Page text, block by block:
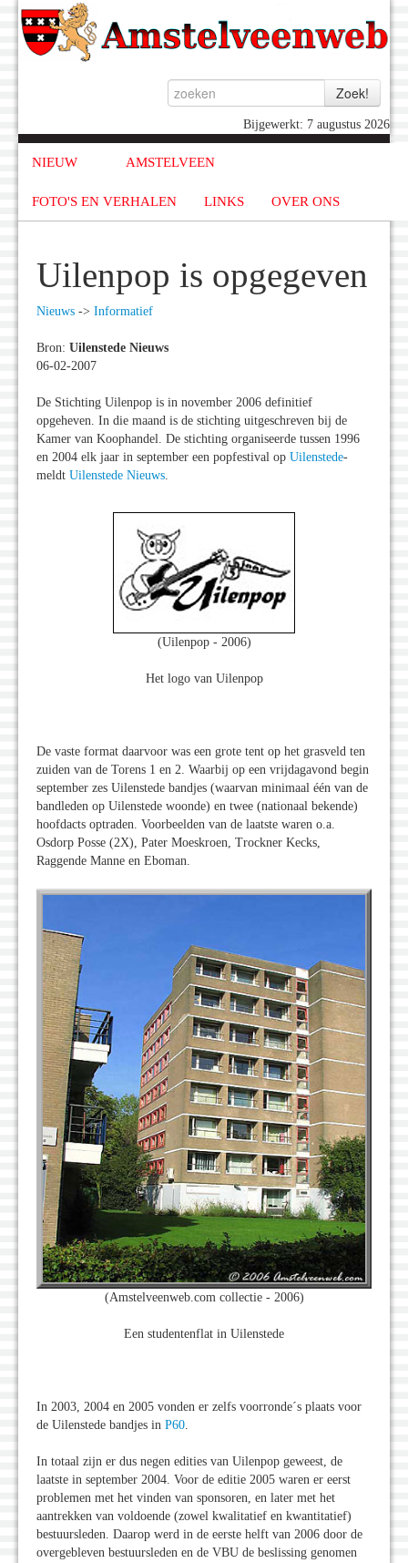
Bijgewerkt: 7 augustus 2026
NIEUW AMSTELVEEN
FOTO'S EN VERHALEN LINKS OVER ONS
Uilenpop is opgegeven
Nieuws -> Informatief
Bron: Uilenstede Nieuws
06-02-2007
De Stichting Uilenpop is in november 2006 definitief
opgeheven. In die maand is de stichting uitgeschreven bij de
Kamer van Koophandel. De stichting organiseerde tussen 1996
en 2004 elk jaar in september een popfestival op Uilenstede-
meldt Uilenstede Nieuws.
(Uilenpop - 2006)
Het logo van Uilenpop
De vaste format daarvoor was een grote tent op het grasveld ten
zuiden van de Torens 1 en 2. Waarbij op een vrijdagavond begin
september zes Uilenstede bandjes (waarvan minimaal één van de
bandleden op Uilenstede woonde) en twee (nationaal bekende)
hoofdacts optraden. Voorbeelden van de laatste waren o.a.
Osdorp Posse (2X), Pater Moeskroen, Trockner Kecks,
Raggende Manne en Eboman.
(Amstelveenweb.com collectie - 2006)
Een studentenflat in Uilenstede
In 2003, 2004 en 2005 vonden er zelfs voorronde´s plaats voor
de Uilenstede bandjes in P60.
In totaal zijn er dus negen edities van Uilenpop geweest, de
laatste in september 2004. Voor de editie 2005 waren er eerst
problemen met het vinden van sponsoren, en later met het
aantrekken van voldoende (zowel kwalitatief en kwantitatief)
bestuursleden. Daarop werd in de eerste helft van 2006 door de
overgebleven bestuursleden en de VBU de beslissing genomen